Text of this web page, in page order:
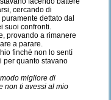
cercando di
dettato dal
suoi confronti.
provando a rimanere
a parare.
finchè non lo sentì
per quanto stavano
migliore di
non ti avessi al mio